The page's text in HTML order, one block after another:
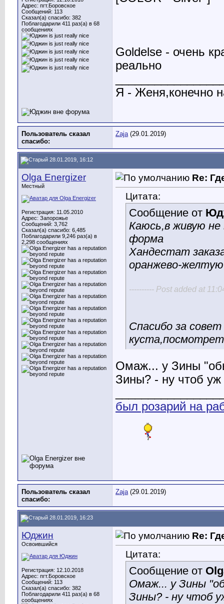
Адрес: пгт.Боровское
Сообщений: 113
Сказал(а) спасибо: 382
Поблагодарили 411 раз(а) в 68
сообщениях
Goldelse - очень
реально
Я - Женя,конечно
Пользователь сказал
cпасибо:
Zaja(29.01.2019)
28.01.2019, 16:12
Olga Energizer
Местный
Регистрация: 11.05.2010
Адрес: Запорожье
Сообщений: 3,762
Сказал(а) спасибо: 6,485
Поблагодарили 9,246 раз(а) в
2,298 сообщениях
Re:
Цитата:
Сообщение от
Каюсь,в живую не
форма
Хандестат
оранжево-желтую
---------- Post added at
Спасибо за совет
Омаж... у Зины
Зины? - ну чтоб
был розарий на
Пользователь сказал
cпасибо:
Zaja(29.01.2019)
28.01.2019, 16:23
Юджин
Освоившийся
Регистрация: 12.10.2018
Адрес: пгт.Боровское
Сообщений: 113
Сказал(а) спасибо: 382
Поблагодарили 411 раз(а) в 68
сообщениях
Re:
Цитата:
Сообщение от
Омаж... у Зины
Зины? - ну чтоб